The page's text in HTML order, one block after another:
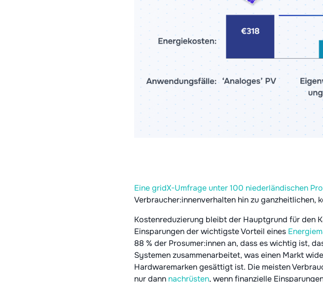
Eine gridX-Umfrage unter 100 niederländischen
Verbraucher:innenverhalten hin zu ganzheitlichen,
Kostenreduzierung bleibt der Hauptgrund für den
Einsparungen der wichtigste Vorteil eines
88 % der Prosumer:innen an, dass es wichtig ist,
Systemen zusammenarbeitet, was einen Markt
Hardwaremarken gesättigt ist. Die meisten
nur dann nachrüsten, wenn finanzielle